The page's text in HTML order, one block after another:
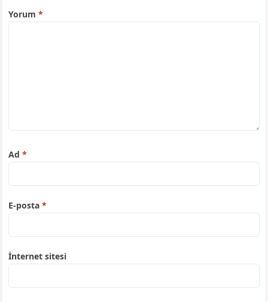
Yorum*
Ad*
E-posta*
İnternet sitesi